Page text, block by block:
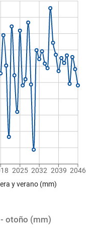
2025 2032 2039 2046
y verano (mm)
otoño (mm)